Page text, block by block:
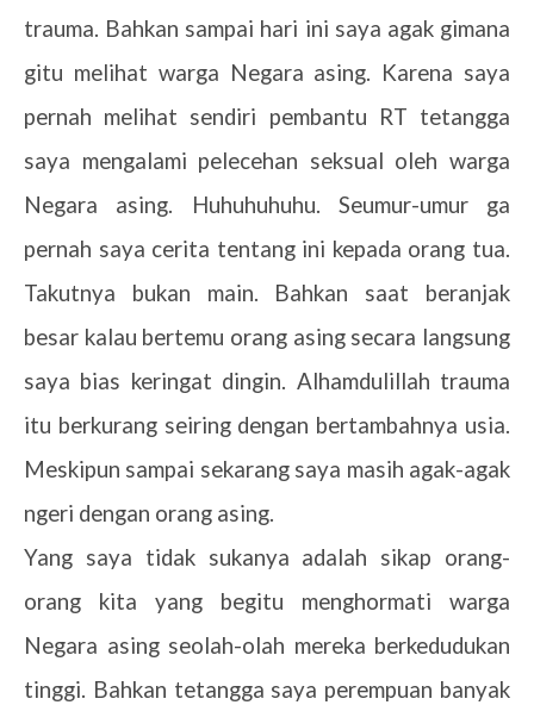
trauma. Bahkan sampai hari ini saya agak gimana
gitu melihat warga Negara asing. Karena saya
pernah melihat sendiri pembantu RT tetangga
saya mengalami pelecehan seksual oleh warga
Negara asing. Huhuhuhuhu. Seumur-umur ga
pernah saya cerita tentang ini kepada orang tua.
Takutnya bukan main. Bahkan saat beranjak
besar kalau bertemu orang asing secara langsung
saya bias keringat dingin. Alhamdulillah trauma
itu berkurang seiring dengan bertambahnya usia.
Meskipun sampai sekarang saya masih agak-agak
ngeri dengan orang asing.
Yang saya tidak sukanya adalah sikap orang-
orang kita yang begitu menghormati warga
Negara asing seolah-olah mereka berkedudukan
tinggi. Bahkan tetangga saya perempuan banyak